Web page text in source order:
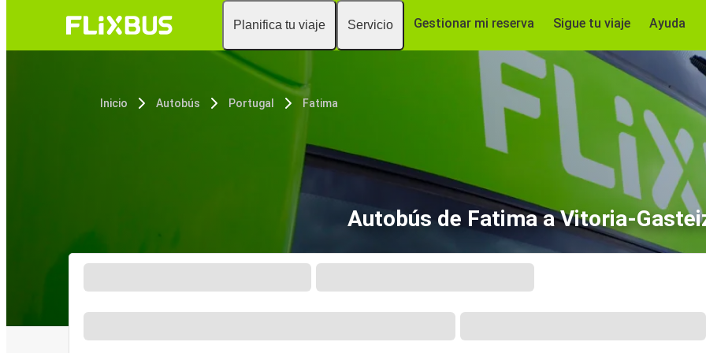
Planifica tu viaje Servicio Gestionar mi reserva Sigue tu viaje Ayuda
Inicio Autobús Portugal Fatima
Autobús de Fatima a Vitoria-